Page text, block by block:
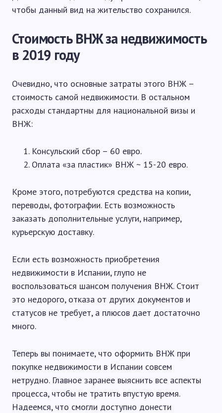
чтобы данный вид на жительство сохранился.
Стоимость ВНЖ за недвижимость
в 2019 году
Очевидно, что основные затраты этого ВНЖ –
стоимость самой недвижимости. В остальном
расходы стандартны для национальной визы и
ВНЖ:
Консульский сбор – 60 евро.
Оплата «за пластик» ВНЖ ~ 15-20 евро.
Кроме этого, потребуются средства на копии,
переводы, фотографии. Есть возможность
заказать дополнительные услуги, например,
курьерскую доставку.
Если есть возможность приобретения
недвижимости в Испании, глупо не
воспользоваться шансом получения ВНЖ. Стоит
это недорого, отказа от других документов и
статусов не требует, а плюсов дает достаточно
много.
Теперь вы понимаете, что оформить ВНЖ при
покупке недвижимости в Испании совсем
нетрудно. Главное заранее выяснить все аспекты
процесса, чтобы не тратить впустую время.
Надеемся, что смогли доступно донести